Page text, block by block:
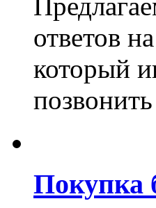
ответов
который
Покупка